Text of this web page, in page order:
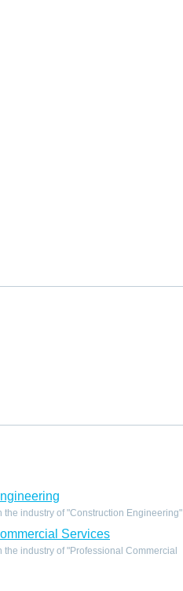
the industry of "Construction Engineering"
Services
industry of "Professional Commercial